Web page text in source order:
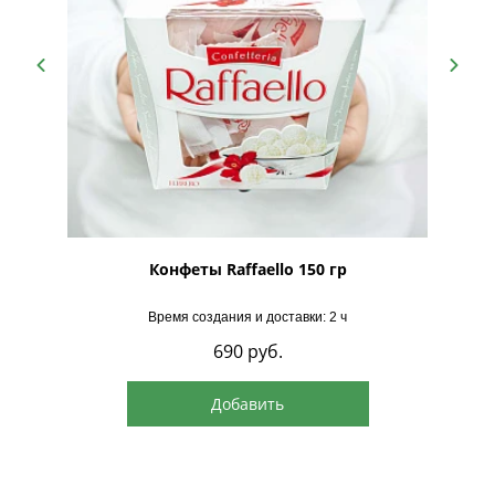
подруге к весенним праздникам. Бокс выступает
самодостаточным подарком, но также может служить
логичным дополнением к флористической композиции.
Конфеты Raffaello 150 гр
Время создания и доставки: 2 ч
690 руб.
Добавить